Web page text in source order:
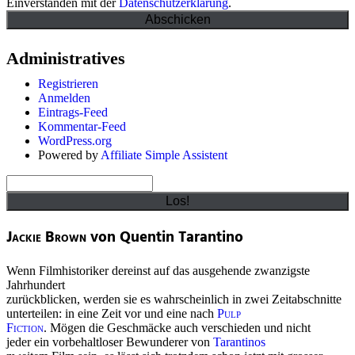
Einverstanden mit der Datenschutzerklärung.
Administratives
Registrieren
Anmelden
Eintrags-Feed
Kommentar-Feed
WordPress.org
Powered by Affiliate Simple Assistent
Jackie Brownvon Quentin Tarantino
Wenn Filmhistoriker dereinst auf das ausgehende zwanzigste
Jahrhundert
zurückblicken, werden sie es wahrscheinlich in zwei Zeitabschnitte
unterteilen: in eine Zeit vor und eine nach Pulp
Fiction. Mögen die Geschmäcke auch verschieden und nicht
jeder ein vorbehaltloser Bewunderer von Tarantinos